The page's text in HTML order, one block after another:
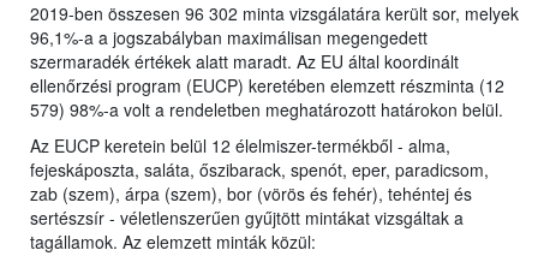
2019-ben összesen 96 302 minta vizsgálatára került sor, melyek
96,1%-a a jogszabályban maximálisan megengedett
szermaradék értékek alatt maradt. Az EU által koordinált
ellenőrzési program (EUCP) keretében elemzett részminta (12
579) 98%-a volt a rendeletben meghatározott határokon belül.
Az EUCP keretein belül 12 élelmiszer-termékből - alma,
fejeskáposzta, saláta, őszibarack, spenót, eper, paradicsom,
zab (szem), árpa (szem), bor (vörös és fehér), tehéntej és
sertészsír - véletlenszerűen gyűjtött mintákat vizsgáltak a
tagállamok. Az elemzett minták közül: